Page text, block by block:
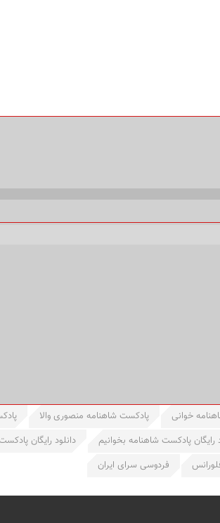
خوانی پادکست شاهنامه منصوری والا
رایگان پادکست شاهنامه بخوانیم دانلود رایگان
فردوسی سرای ایران